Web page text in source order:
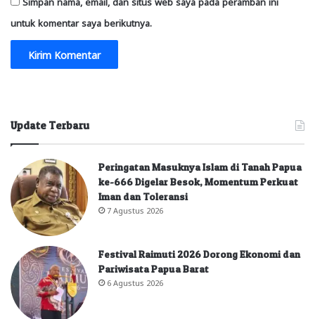
untuk komentar saya berikutnya.
Update Terbaru
Peringatan Masuknya Islam di Tanah Papua
ke-666 Digelar Besok, Momentum Perkuat
Iman dan Toleransi
7 Agustus 2026
Festival Raimuti 2026 Dorong Ekonomi dan
Pariwisata Papua Barat
6 Agustus 2026